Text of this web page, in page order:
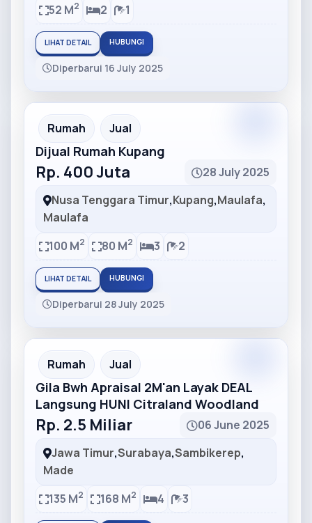
52 M2 2 1
LIHAT DETAIL HUBUNGI
Diperbarui 16 July 2025
Partner Ad
Rumah Jual
Dijual Rumah Kupang
Rp. 400 Juta
28 July 2025
Nusa Tenggara Timur,Kupang,Maulafa,
Maulafa
100 M2 80 M2 3 2
LIHAT DETAIL HUBUNGI
Diperbarui 28 July 2025
Partner Ad
Rumah Jual
Gila Bwh Apraisal 2M'an Layak DEAL
Langsung HUNI Citraland Woodland
Rp. 2.5 Miliar
06 June 2025
Jawa Timur,Surabaya,Sambikerep,
Made
135 M2 168 M2 4 3